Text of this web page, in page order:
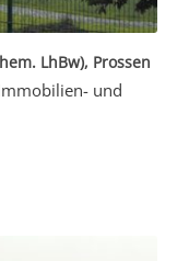
LhBw), Prossen
und